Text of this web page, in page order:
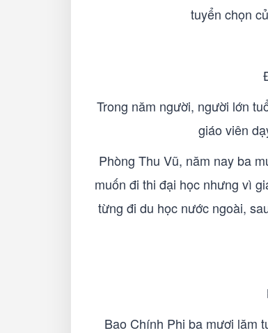
tuyển chọn
Trong năm người, người lớn
giáo viên
Phòng Thu Vũ, năm nay ba
muốn đi thi đại học nhưng vì
từng đi du học nước ngoài,
Bao Chính Phi ba mươi lăm